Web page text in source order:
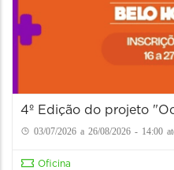
4º Edição do projeto
03/07/2026 a 26/08/2026 - 14:00
Oficina